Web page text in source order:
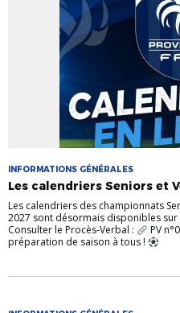
INFORMATIONS GÉNÉRALES
Les calendriers Seniors et
Les calendriers des championnats
2027 sont désormais disponibles
Consulter le Procès-Verbal :
PV
préparation de saison à tous !